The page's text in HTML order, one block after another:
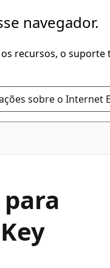
navegador.
recursos, o suporte
sobre o Internet